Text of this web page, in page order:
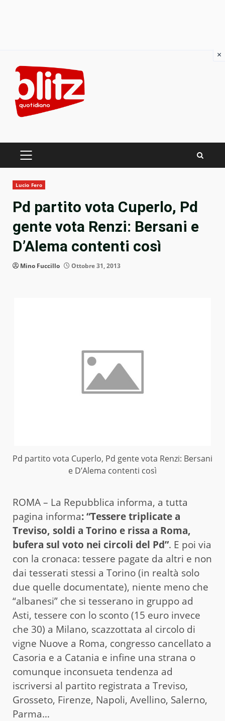
content
PRIMARY
Lucio Fero
Pd partito vota Cuperlo, Pd
gente vota Renzi: Bersani e
D’Alema contenti così
Mino Fuccillo Ottobre 31, 2013
Pd partito vota Cuperlo, Pd gente vota Renzi: Bersani
e D’Alema contenti così
ROMA – La Repubblica informa, a tutta
pagina informa: “Tessere triplicate a
Treviso, soldi a Torino e rissa a Roma,
bufera sul voto nei circoli del Pd”. E poi via
con la cronaca: tessere pagate da altri e non
dai tesserati stessi a Torino (in realtà solo
due quelle documentate), niente meno che
“albanesi” che si tesserano in gruppo ad
Asti, tessere con lo sconto (15 euro invece
che 30) a Milano, scazzottata al circolo di
vigne Nuove a Roma, congresso cancellato a
Casoria e a Catania e infine una strana o
comunque inconsueta tendenza ad
iscriversi al partito registrata a Treviso,
Grosseto, Firenze, Napoli, Avellino, Salerno,
Parma…
×